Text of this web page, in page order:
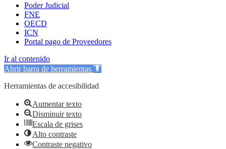
Poder Judicial
FNE
OECD
ICN
Portal pago de Proveedores
Ir al contenido
Abrir barra de herramientas
Herramientas de accesibilidad
Aumentar texto
Disminuir texto
Escala de grises
Alto contraste
Contraste negativo